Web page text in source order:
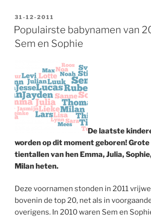
GEPLAATST
OP
31-12-2011
Populairste babynamen van
Sem en Sophie
De laatste
worden op dit moment geboren!
tientallen van hen Emma, Julia,
Milan heten.
Deze voornamen stonden in 2011
bovenin de top 20, net als in
overigens. In 2010 waren Sem en